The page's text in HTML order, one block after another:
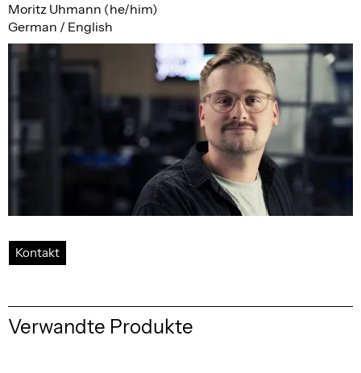
Moritz Uhmann (he/him)
German / English
Kontakt
Verwandte Produkte